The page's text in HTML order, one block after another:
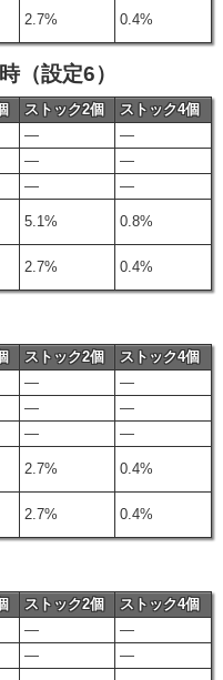
2.7% 0.4%
（設定6）
ストック2個
ストック4個
―
―
―
―
―
―
5.1% 0.8%
2.7% 0.4%
ストック2個
ストック4個
―
―
―
―
―
―
2.7% 0.4%
2.7% 0.4%
ストック2個
ストック4個
―
―
―
―